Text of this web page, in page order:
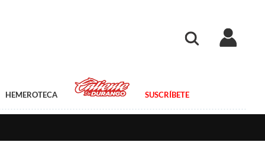
HEMEROTECA SUSCRÍBETE